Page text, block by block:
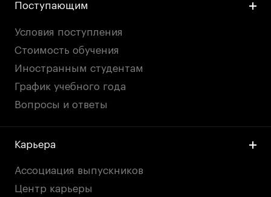
Поступающим
Условия поступления
Стоимость обучения
Иностранным студентам
График учебного года
Вопросы и ответы
Карьера
Ассоциация выпускников
Центр карьеры